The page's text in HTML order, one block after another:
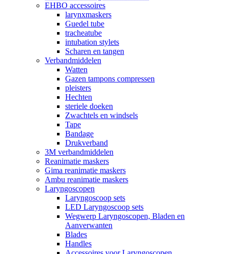
EHBO accessoires
larynxmaskers
Guedel tube
tracheatube
intubation stylets
Scharen en tangen
Verbandmiddelen
Watten
Gazen tampons compressen
pleisters
Hechten
steriele doeken
Zwachtels en windsels
Tape
Bandage
Drukverband
3M verbandmiddelen
Reanimatie maskers
Gima reanimatie maskers
Ambu reanimatie maskers
Laryngoscopen
Laryngoscoop sets
LED Laryngoscoop sets
Wegwerp Laryngoscopen, Bladen en
Aanverwanten
Blades
Handles